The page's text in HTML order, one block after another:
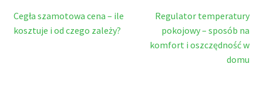
Nawigacja
wpisu
Poprzedni
wpis:
Cegła szamotowa cena – ile
kosztuje i od czego zależy?
Następny
wpis:
Regulator temperatury
pokojowy – sposób na
komfort i oszczędność w
domu